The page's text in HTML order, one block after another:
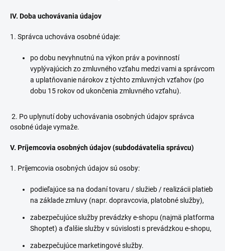
IV. Doba uchovávania údajov
1. Správca uchováva osobné údaje:
po dobu nevyhnutnú na výkon práv a povinností
vyplývajúcich zo zmluvného vzťahu medzi vami a správcom
a uplatňovanie nárokov z týchto zmluvných vzťahov (po
dobu 15 rokov od ukončenia zmluvného vzťahu).
2. Po uplynutí doby uchovávania osobných údajov správca
osobné údaje vymaže.
V. Príjemcovia osobných údajov (subdodávatelia správcu)
1. Príjemcovia osobných údajov sú osoby:
podieľajúce sa na dodaní tovaru / služieb / realizácii platieb
na základe zmluvy (napr. dopravcovia, platobné služby),
zabezpečujúce služby prevádzky e-shopu (najmä platforma
Shoptet) a ďalšie služby v súvislosti s prevádzkou e-shopu,
zabezpečujúce marketingové služby.